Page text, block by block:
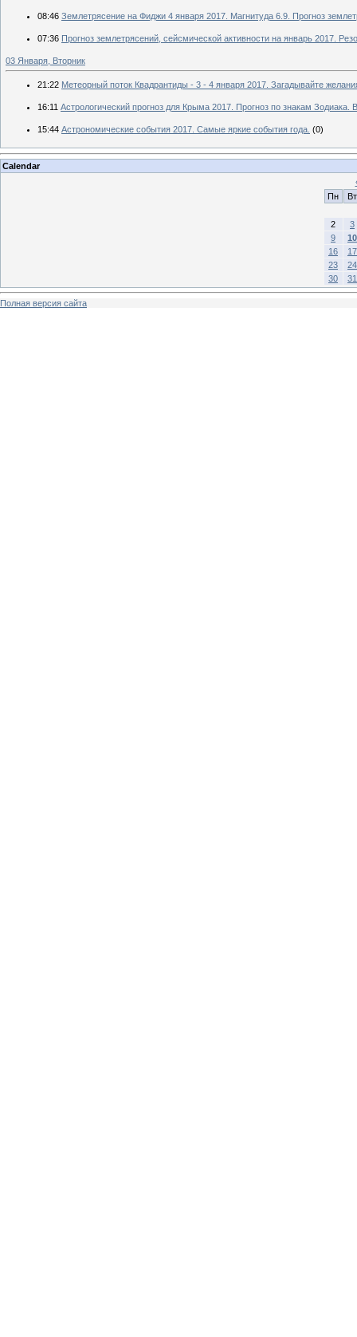
08:46 Землетрясение на Фиджи 4 января 2017. Магнитуда 6.9. Прогноз
07:36 Прогноз землетрясений, сейсмической активности на январь 2017.
03 Января, Вторник
21:22 Метеорный поток Квадрантиды - 3 - 4 января 2017. Загадывайте
16:11 Астрологический прогноз для Крыма 2017. Прогноз по знакам Зодиака.
15:44 Астрономические события 2017. Самые яркие события года. (0)
Calendar
Пн
Вт
2
3
9
10
16
17
23
24
30
31
Полная версия сайта